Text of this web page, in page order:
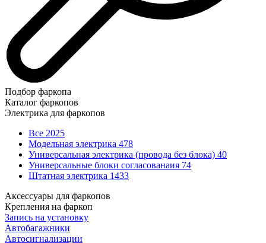
Подбор фаркопа
Каталог фаркопов
Электрика для фаркопов
Все 2025
Модельная электрика 478
Универсальная электрика (провода без блока) 40
Универсальные блоки согласованаия 74
Штатная электрика 1433
Аксессуары для фаркопов
Крепления на фаркоп
Запись на установку
Автобагажники
Автосигнализации